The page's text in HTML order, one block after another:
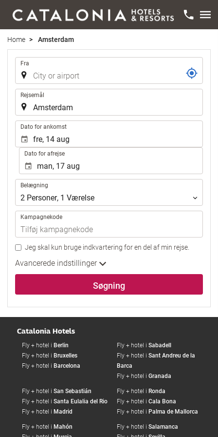
Home Amsterdam
Rejse
Fra
Rejsemål
Dato for ankomst
Dato for afrejse
Belægning
Belægning
2 Personer, 1 Værelse
Kampagnekode
Jeg skal kun bruge indkvartering for en del af min rejse.
Avancerede indstillinger
Søgning
Catalonia Hotels
Fly + hotel i Berlin
Fly + hotel i Bruxelles
Fly + hotel i Barcelona
Fly + hotel i Sabadell
Fly + hotel i Sant Andreu de la
Barca
Fly + hotel i Granada
Fly + hotel i San Sebastián
Fly + hotel i Santa Eulalia del Rio
Fly + hotel i Madrid
Fly + hotel i Ronda
Fly + hotel i Cala Bona
Fly + hotel i Palma de Mallorca
Fly + hotel i Mahón
Fly + hotel i Salamanca